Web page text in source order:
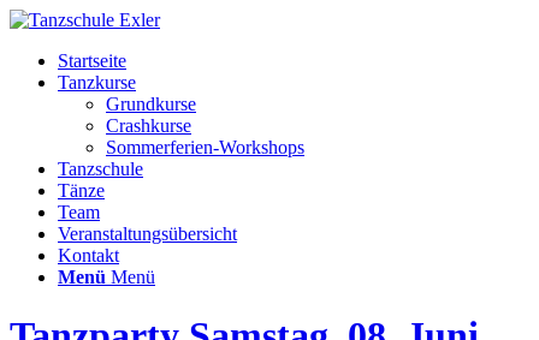
Startseite
Tanzkurse
Grundkurse
Crashkurse
Sommerferien-Workshops
Tanzschule
Tänze
Team
Veranstaltungsübersicht
Kontakt
Menü Menü